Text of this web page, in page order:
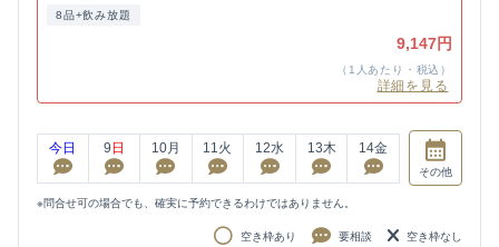
8品+飲み放題
9,147円
（1人あたり・税込）
詳細を見る
今日 9 日 10月 11火 12水 13木 14金
その他
※問合せ可の場合でも、確実に予約できるわけではありません。
空き枠あり 要相談 空き枠なし